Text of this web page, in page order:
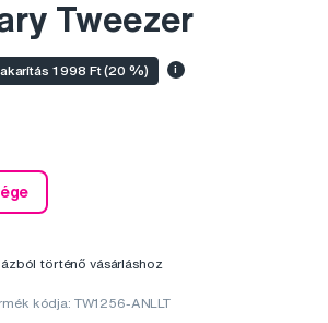
Tweezer
1 998 Ft (20 %) i
történő vásárláshoz
kódja: TW1256-ANLLT